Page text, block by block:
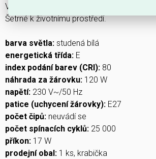
Vhodné pro časté spínání v domácnosti.
Šetrné k životnímu prostředí.
barva světla: studená bílá
energetická třída: E
index podání barev (CRI): 80
náhrada za žárovku: 120 W
napětí: 230 V~/50 Hz
patice (uchycení žárovky): E27
počet čipů: neuvádí se
počet spínacích cyklů: 25 000
příkon: 17 W
prodejní obal: 1 ks, krabička